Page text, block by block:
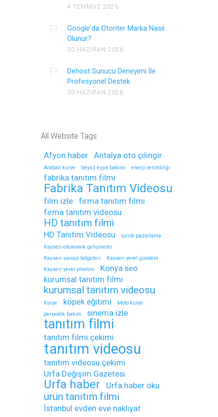
4 TEMMUZ 2026
Google'da Otoriter Marka Nasıl
Olunur?
30 HAZIRAN 2026
Dehost Sunucu Deneyimi İle
Profesyonel Destek
30 HAZIRAN 2026
All Website Tags
Afyon haber Antalya oto çilingir
Arabalı kurye beyaz eşya bakımı enerji verimliliği
fabrika tanıtım filmi
Fabrika Tanıtım Videosu
film izle firma tanıtım filmi
firma tanıtım videosu
HD tanıtım filmi
HD Tanıtım Videosu
içerik pazarlama
Kayseri ekonomik gelişmeler
Kayseri sanayi bölgeleri
Kayseri yerel gündem
Kayseri yerel yönetim
Konya seo
kurumsal tanıtım filmi
kurumsal tanıtım videosu
Kurye köpek eğitimi
Moto kurye
periyodik bakım
sinema izle
tanıtım filmi
tanıtım filmi çekimi
tanıtım videosu
tanıtım videosu çekimi
Urfa Değişim Gazetesi
Urfa haber Urfa haber oku
ürün tanıtım filmi
İstanbul evden eve nakliyat